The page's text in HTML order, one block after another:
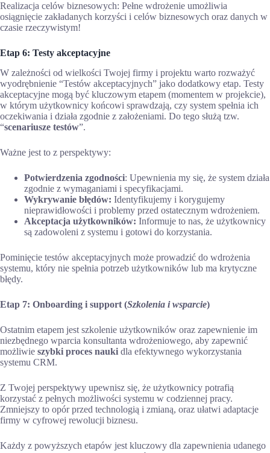
Realizacja celów biznesowych: Pełne wdrożenie umożliwia
osiągnięcie zakładanych korzyści i celów biznesowych oraz danych w
czasie rzeczywistym!
Etap 6: Testy akceptacyjne
W zależności od wielkości Twojej firmy i projektu warto rozważyć
wyodrębnienie “Testów akceptacyjnych” jako dodatkowy etap. Testy
akceptacyjne mogą być kluczowym etapem (momentem w projekcie),
w którym użytkownicy końcowi sprawdzają, czy system spełnia ich
oczekiwania i działa zgodnie z założeniami. Do tego służą tzw.
“scenariusze testów”.
Ważne jest to z perspektywy:
Potwierdzenia zgodności: Upewnienia my się, że system działa
zgodnie z wymaganiami i specyfikacjami.
Wykrywanie błędów: Identyfikujemy i korygujemy
nieprawidłowości i problemy przed ostatecznym wdrożeniem.
Akceptacja użytkowników: Informuje to nas, że użytkownicy
są zadowoleni z systemu i gotowi do korzystania.
Pominięcie testów akceptacyjnych może prowadzić do wdrożenia
systemu, który nie spełnia potrzeb użytkowników lub ma krytyczne
błędy.
Etap 7: Onboarding i support (Szkolenia i wsparcie)
Ostatnim etapem jest szkolenie użytkowników oraz zapewnienie im
niezbędnego wparcia konsultanta wdrożeniowego, aby zapewnić
możliwie szybki proces nauki dla efektywnego wykorzystania
systemu CRM.
Z Twojej perspektywy upewnisz się, że użytkownicy potrafią
korzystać z pełnych możliwości systemu w codziennej pracy.
Zmniejszy to opór przed technologią i zmianą, oraz ułatwi adaptacje
firmy w cyfrowej rewolucji biznesu.
Każdy z powyższych etapów jest kluczowy dla zapewnienia udanego